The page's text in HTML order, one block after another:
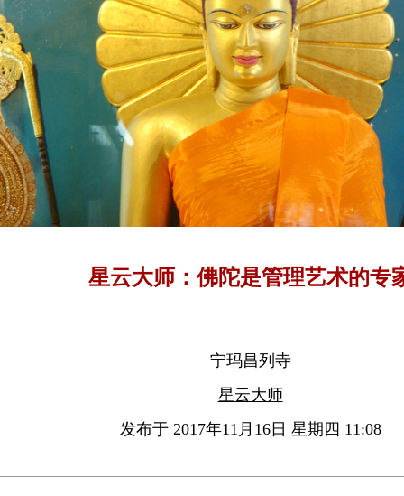
星云大师：佛陀是管理艺术的专
宁玛昌列寺
星云大师
发布于 2017年11月16日 星期四 11:08